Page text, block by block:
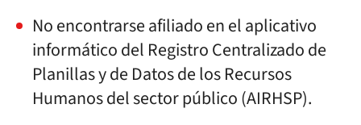
No encontrarse afiliado en el aplicativo
informático del Registro Centralizado de
Planillas y de Datos de los Recursos
Humanos del sector público (AIRHSP).